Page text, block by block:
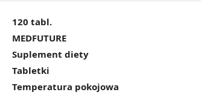
120 tabl.
MEDFUTURE
Suplement diety
Tabletki
Temperatura pokojowa